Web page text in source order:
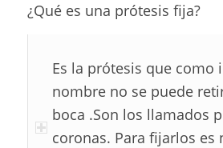
¿Qué es una prótesis fija?
Es la prótesis que como
nombre no se puede
boca .Son los llamados
coronas. Para fijarlos es